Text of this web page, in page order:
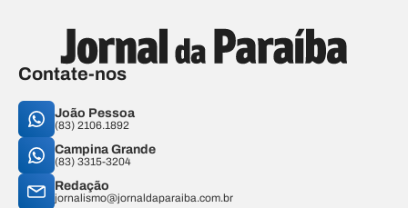
Contate-nos
João Pessoa
(83) 2106.1892
Campina Grande
(83) 3315-3204
Redação
jornalismo@jornaldaparaiba.com.br